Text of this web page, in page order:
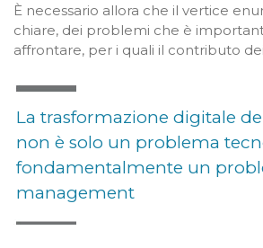
È necessario allora che il vertice
chiare, dei problemi che è
affrontare, per i quali il contributo
La trasformazione digitale
non è solo un problema
fondamentalmente un
management